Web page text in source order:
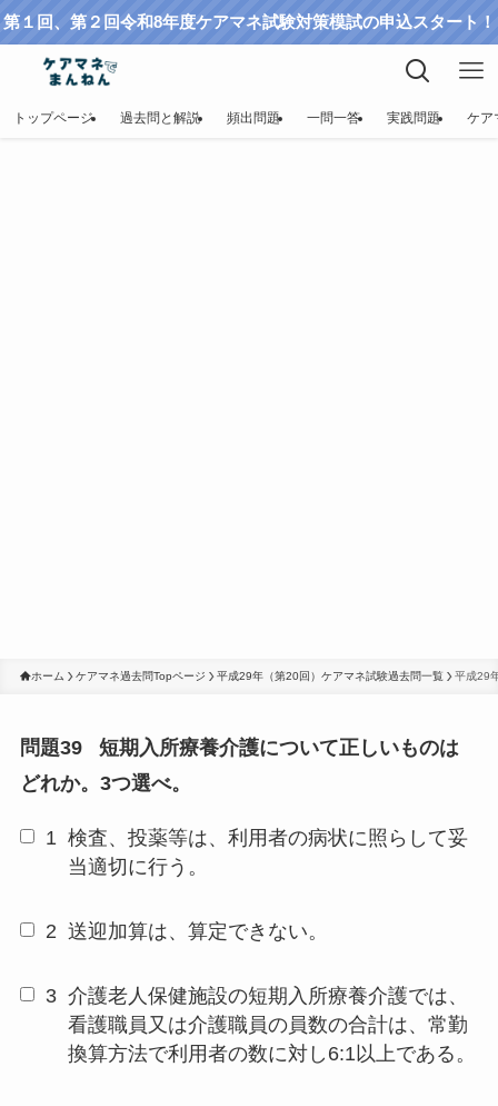
第１回、第２回令和8年度ケアマネ試験対策模試の申込スタート！
トップページ 過去問と解説 頻出問題 一問一答 実践問題 ケア
ホーム ケアマネ過去問Topページ 平成29年（第20回）ケアマネ試験過去問一覧 平成29
問題39
短期入所療養介護について正しいものは
どれか。3つ選べ。
1 検査、投薬等は、利用者の病状に照らして妥
当適切に行う。
2 送迎加算は、算定できない。
3 介護老人保健施設の短期入所療養介護では、
看護職員又は介護職員の員数の合計は、常勤
換算方法で利用者の数に対し6:1以上である。